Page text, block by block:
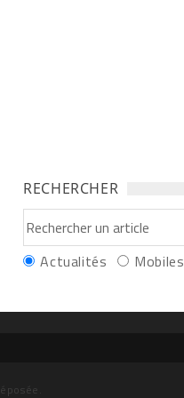
RECHERCHER
Actualités Mobiles